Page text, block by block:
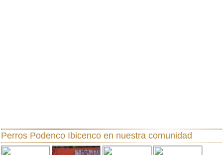
Perros Podenco Ibicenco en nuestra comunidad